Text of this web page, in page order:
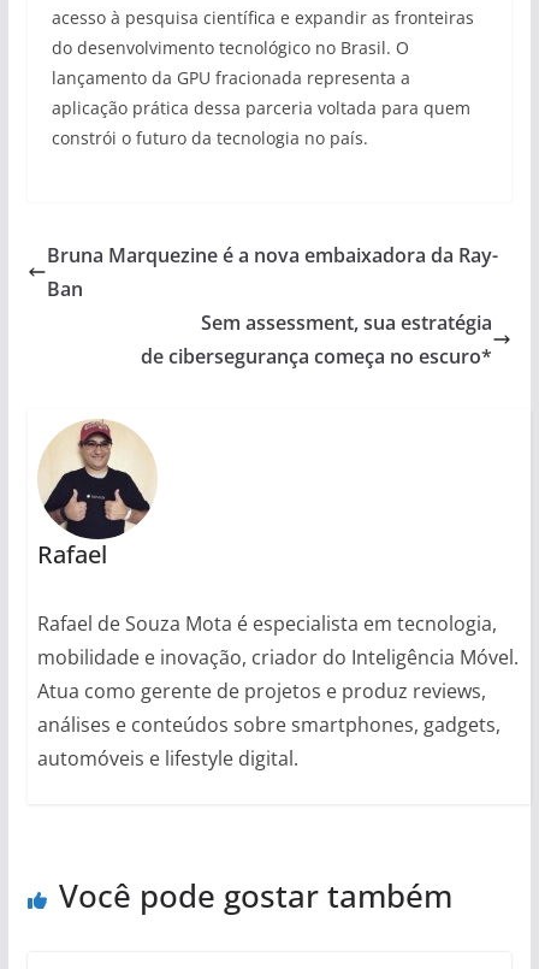
acesso à pesquisa científica e expandir as fronteiras
do desenvolvimento tecnológico no Brasil. O
lançamento da GPU fracionada representa a
aplicação prática dessa parceria voltada para quem
constrói o futuro da tecnologia no país.
Bruna Marquezine é a nova embaixadora da Ray-
Ban
Sem assessment, sua estratégia
de cibersegurança começa no escuro*
Rafael
Rafael de Souza Mota é especialista em tecnologia,
mobilidade e inovação, criador do Inteligência Móvel.
Atua como gerente de projetos e produz reviews,
análises e conteúdos sobre smartphones, gadgets,
automóveis e lifestyle digital.
Você pode gostar também